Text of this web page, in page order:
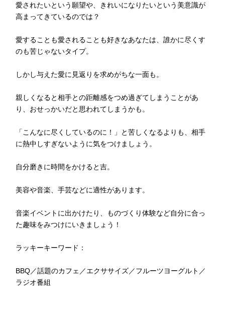
愛されたいという願望や、きれいになりたいという美意識が
高まってきているのでは？
愛することも愛されることも好きなあなたは、誰かに尽くす
のも苦じゃないタイプ。
しかし与えた愛に見返りを求めがちな一面も。
親しくなると相手との距離感をつめ過ぎてしまうことがあ
り、おせっかいだと思われてしまうかも。
「こんなに尽くしているのに！」と苦しくなるよりも、相手
に熱中しすぎないように気をつけましょう。
自分磨きに時間をかけると吉。
美容や音楽、手芸などに適性があります。
音楽イベントに出かけたり、ものづくり体験など自分に合っ
た趣味をみつけにいきましょう！
ラッキーキーワード：
BBQ／話題のカフェ／エクササイズ／フルーツヨーグルト／
ラジオ番組